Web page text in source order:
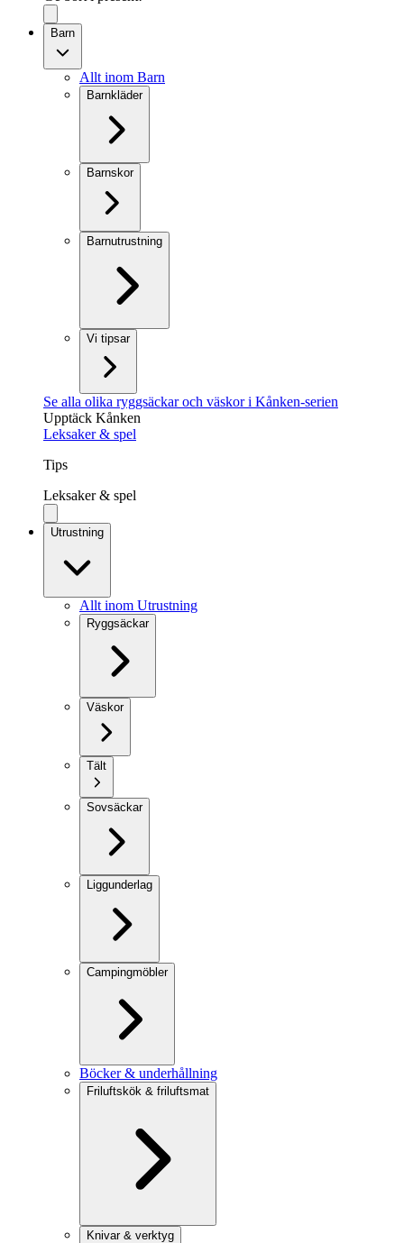
Barn
Allt inom Barn
Barnkläder
Barnskor
Barnutrustning
Vi tipsar
Se alla olika ryggsäckar och väskor i Kånken-serien
Upptäck Kånken
Leksaker & spel
Tips
Leksaker & spel
Utrustning
Allt inom Utrustning
Ryggsäckar
Väskor
Tält
Sovsäckar
Liggunderlag
Campingmöbler
Böcker & underhållning
Friluftskök & friluftsmat
Knivar & verktyg